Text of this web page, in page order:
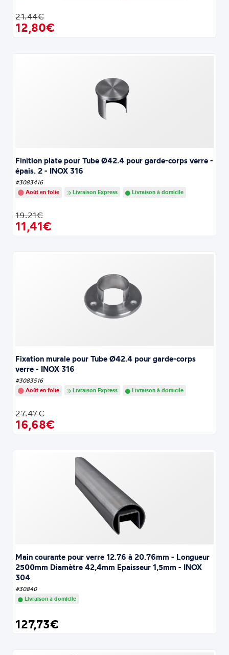
21.44€
12,80€
Finition plate pour Tube Ø42.4 pour garde-corps verre -
épais. 2 - INOX 316
#3083416
Août en folie
Livraison Express Livraison à domicile
19.21€
11,41€
Fixation murale pour Tube Ø42.4 pour garde-corps
verre - INOX 316
#3083516
Août en folie
Livraison Express Livraison à domicile
27.47€
16,68€
Main courante pour verre 12.76 à 20.76mm - Longueur
2500mm Diamètre 42,4mm Epaisseur 1,5mm - INOX
304
#30840
Livraison à domicile
127,73€